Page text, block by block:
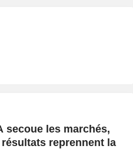
Publication des résultats - Q2 2026 12:45
secoue les marchés,
résultats reprennent la